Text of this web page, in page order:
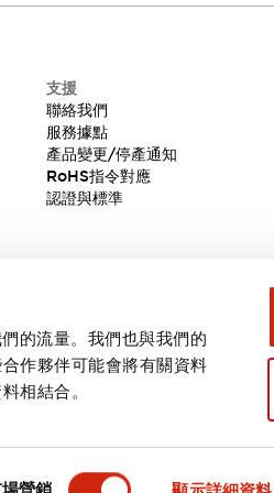
的流量。我們也與我們的
作夥伴可能會將有關資料
相結合。
營銷
支援
聯絡我們
服務據點
產品變更/停產通知
RoHS指令對應
認證與標準